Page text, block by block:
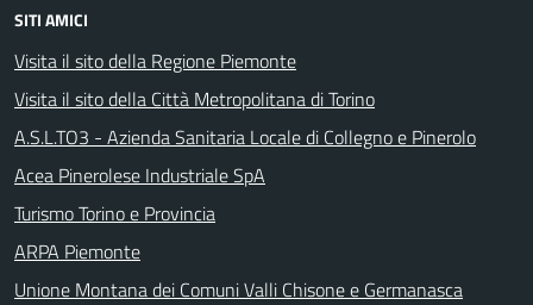
SITI AMICI
Visita il sito della Regione Piemonte
Visita il sito della Città Metropolitana di Torino
A.S.L.TO3 - Azienda Sanitaria Locale di Collegno e Pinerolo
Acea Pinerolese Industriale SpA
Turismo Torino e Provincia
ARPA Piemonte
Unione Montana dei Comuni Valli Chisone e Germanasca